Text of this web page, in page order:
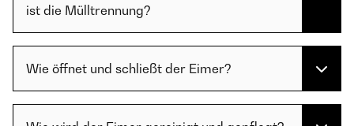
ist die Mülltrennung?
Wie öffnet und schließt der Eimer?